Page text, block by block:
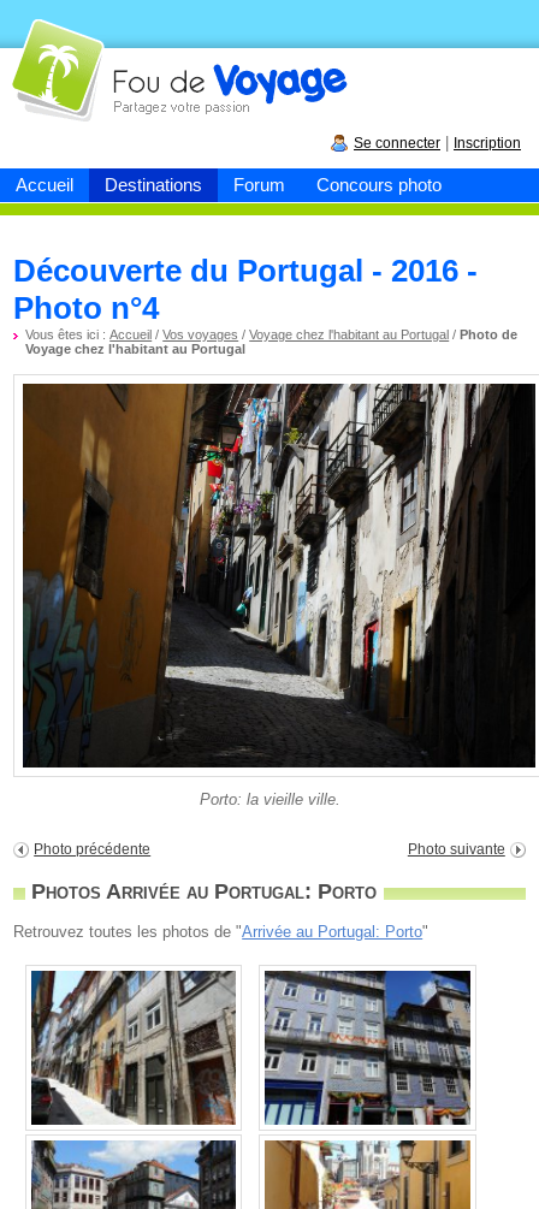
Accueil Destinations Forum Concours photo
Fou devoyage
Se connecter Inscription
Découverte du Portugal - 2016 -
Photo n°4
Vous êtes ici :Accueil /Vos voyages /Voyage chez l'habitant au Portugal /Photo de
Voyage chez l'habitant au Portugal
Porto: la vieille ville.
Photo précédente Photo suivante
Photos Arrivée au Portugal: Porto
Retrouvez toutes les photos de "Arrivée au Portugal: Porto"